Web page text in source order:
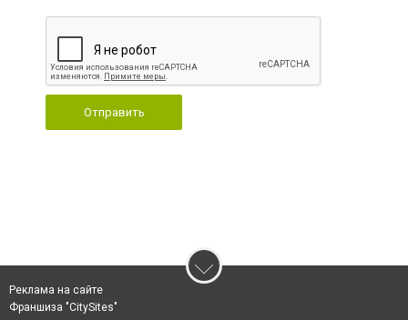
Отправить
Реклама на сайте
Франшиза "CitySites"